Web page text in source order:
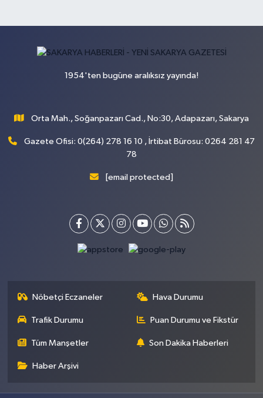
1954'ten bugüne aralıksız yayında!
Orta Mah., Soğanpazarı Cad., No:30, Adapazarı, Sakarya
Gazete Ofisi: 0(264) 278 16 10 , İrtibat Bürosu: 0264 281 47
78
[email protected]
Nöbetçi Eczaneler Hava Durumu
Trafik Durumu Puan Durumu ve Fikstür
Tüm Manşetler Son Dakika Haberleri
Haber Arşivi